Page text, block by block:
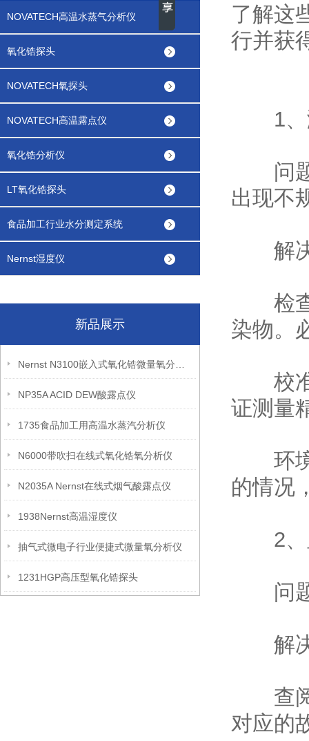
NOVATECH高温水蒸气分析仪
氧化锆探头
NOVATECH氧探头
NOVATECH高温露点仪
氧化锆分析仪
LT氧化锆探头
食品加工行业水分测定系统
Nernst湿度仪
新品展示
NP35A ACID DEW酸露点仪
1735食品加工用高温水蒸汽分析仪
N6000带吹扫在线式氧化锆氧分析仪
N2035A Nernst在线式烟气酸露点仪
1938Nernst高温湿度仪
抽气式微电子行业便捷式微量氧分析仪
1231HGP高压型氧化锆探头
了解这
行并获
1、
问题
出现不
解决
检查
染物。
校准
证测量
环境
的情况
2、
问题
解决
查阅
对应的